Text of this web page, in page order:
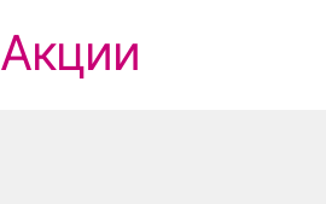
Акции